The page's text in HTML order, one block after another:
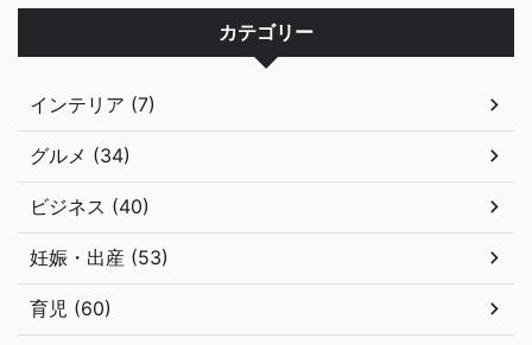
カテゴリー
インテリア (7)
グルメ (34)
ビジネス (40)
妊娠・出産 (53)
育児 (60)